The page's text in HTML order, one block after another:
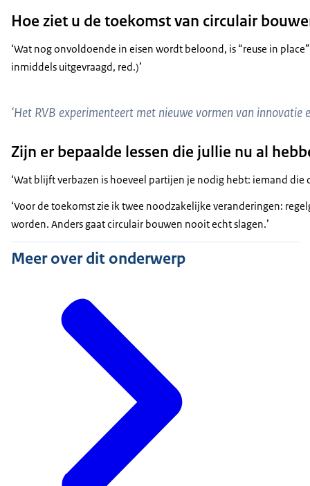
Hoe ziet u de toekomst van circulair
‘Wat nog onvoldoende in eisen wordt beloond, is “reuse in
inmiddels uitgevraagd, red.)’
‘Het RVB experimenteert met nieuwe vormen van innovatie
Zijn er bepaalde lessen die jullie nu al
‘Wat blijft verbazen is hoeveel partijen je nodig hebt: iemand
‘Voor de toekomst zie ik twee noodzakelijke veranderingen:
worden. Anders gaat circulair bouwen nooit echt slagen.’
Meer over dit onderwerp